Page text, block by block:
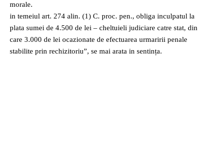
morale.
in temeiul art. 274 alin. (1) C. proc. pen., obliga inculpatul la
plata sumei de 4.500 de lei – cheltuieli judiciare catre stat, din
care 3.000 de lei ocazionate de efectuarea urmaririi penale
stabilite prin rechizitoriu”, se mai arata in sentința.